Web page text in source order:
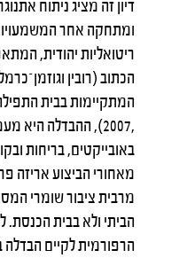
דיון זה מציג ניתוח
ומתחקה אחר
ריטואליות יהודית,
,2007), ההבדלה היא
באובייקטים, בריחות
מאחורי הביצוע אריזה
מרבית ציבור שומרי
הביתי ולא בבית הכנסת.
הרפורמית לקיים